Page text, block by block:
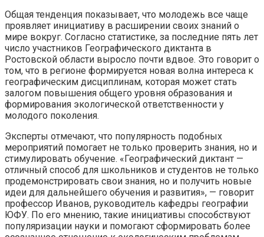
Общая тенденция показывает, что молодежь все чаще
проявляет инициативу в расширении своих знаний о
мире вокруг. Согласно статистике, за последние пять лет
число участников Географического диктанта в
Ростовской области выросло почти вдвое. Это говорит о
том, что в регионе формируется новая волна интереса к
географическим дисциплинам, которая может стать
залогом повышения общего уровня образования и
формирования экологической ответственности у
молодого поколения.
Эксперты отмечают, что популярность подобных
мероприятий помогает не только проверить знания, но и
стимулировать обучение. «Географический диктант —
отличный способ для школьников и студентов не только
продемонстрировать свои знания, но и получить новые
идеи для дальнейшего обучения и развития», — говорит
профессор Иванов, руководитель кафедры географии
ЮФУ. По его мнению, такие инициативы способствуют
популяризации науки и помогают сформировать более